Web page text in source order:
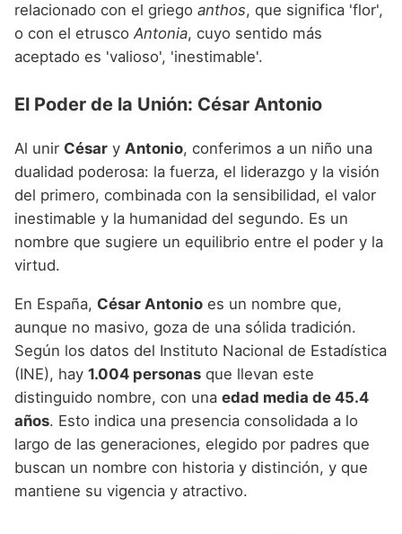
relacionado con el griego anthos, que significa 'flor',
o con el etrusco Antonia, cuyo sentido más
aceptado es 'valioso', 'inestimable'.
El Poder de la Unión: César Antonio
Al unir César y Antonio, conferimos a un niño una
dualidad poderosa: la fuerza, el liderazgo y la visión
del primero, combinada con la sensibilidad, el valor
inestimable y la humanidad del segundo. Es un
nombre que sugiere un equilibrio entre el poder y la
virtud.
En España, César Antonio es un nombre que,
aunque no masivo, goza de una sólida tradición.
Según los datos del Instituto Nacional de Estadística
(INE), hay 1.004 personas que llevan este
distinguido nombre, con una edad media de 45.4
años. Esto indica una presencia consolidada a lo
largo de las generaciones, elegido por padres que
buscan un nombre con historia y distinción, y que
mantiene su vigencia y atractivo.